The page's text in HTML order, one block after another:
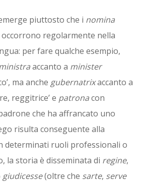
piuttosto che i nomina
regolarmente nella
per fare qualche esempio,
accanto a minister
ma anche gubernatrixaccanto a
reggitrice’ e patronacon
che ha affrancato uno
risulta conseguente alla
determinati ruoli professionali o
la storia è disseminata di regine,
giudicesse(oltre che sarte, serve